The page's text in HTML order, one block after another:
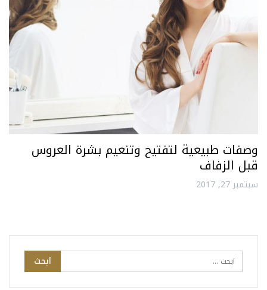
وصفات طبيعية لتفتيح وتنعيم بشرة العروس
قبل الزفاف
سبتمبر 27, 2017